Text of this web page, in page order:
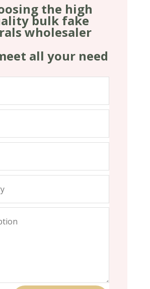
the high
bulk fake
wholesaler
all your need